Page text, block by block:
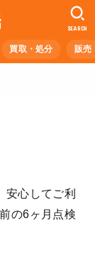
買取・処分 販売
SEARCH
安心してご利
の6ヶ月点検